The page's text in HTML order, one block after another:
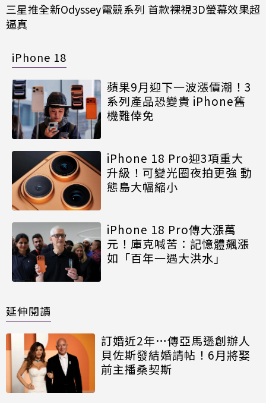
三星推全新Odyssey電競系列 首款裸視3D螢幕效果超
逼真
iPhone 18
蘋果9月迎下一波漲價潮！3
系列產品恐變貴 iPhone舊
機難倖免
iPhone 18 Pro迎3項重大
升級！可變光圈夜拍更強 動
態島大幅縮小
iPhone 18 Pro傳大漲萬
元！庫克喊苦：記憶體飆漲
如「百年一遇大洪水」
延伸閱讀
訂婚近2年…傳亞馬遜創辦人
貝佐斯發結婚請帖！6月將娶
前主播桑契斯